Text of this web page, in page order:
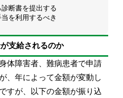
断書を提出する
を利用するべき
支給されるのか
体障害者、難病患者で申請
、年によって金額が変動し
すが、以下の金額が振り込